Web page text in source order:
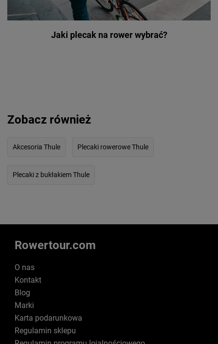
Jaki plecak na rower wybrać?
Zobacz również
Akcesoria Thule Plecaki rowerowe Thule
Plecaki z bukłakiem Thule
Rowertour.com
O nas
Kontakt
Blog
Marki
Karta podarunkowa
Regulamin sklepu